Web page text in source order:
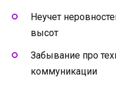
Неучет
высот
Забывание про
коммуникации